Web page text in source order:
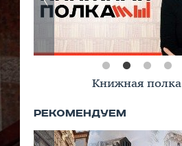
Книжная полка